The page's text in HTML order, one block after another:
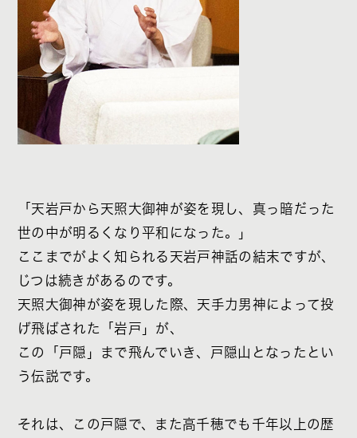
「天岩戸から天照大御神が姿を現し、真っ暗だった
世の中が明るくなり平和になった。」
ここまでがよく知られる天岩戸神話の結末ですが、
じつは続きがあるのです。
天照大御神が姿を現した際、天手力男神によって投
げ飛ばされた「岩戸」が、
この「戸隠」まで飛んでいき、戸隠山となったとい
う伝説です。
それは、この戸隠で、また高千穂でも千年以上の歴